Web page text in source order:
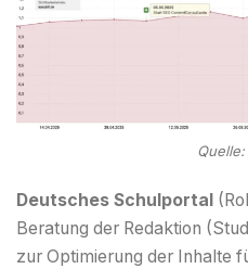
Deutsches Schulportal
Beratung der Redaktion
zur Optimierung der Inhalte